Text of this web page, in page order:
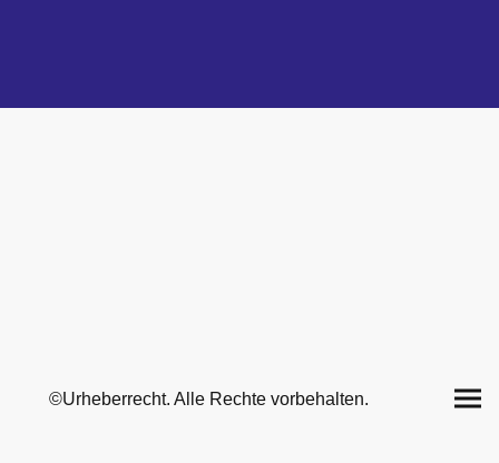
©Urheberrecht. Alle Rechte vorbehalten.